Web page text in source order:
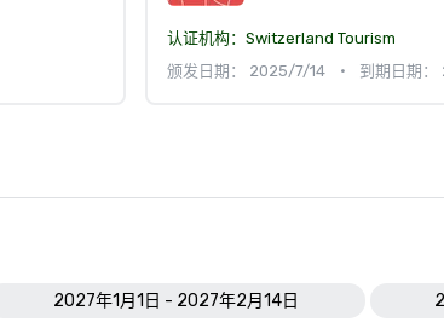
认证机构： Switzerland Tourism
颁发日期： 2025/7/14
• 到期日期：
2027年1月1日 - 2027年2月14日